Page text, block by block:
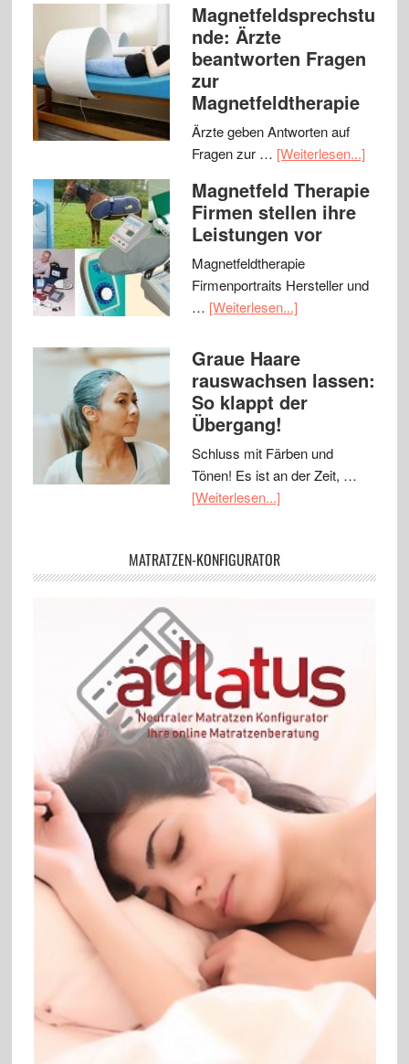
Magnetfeldsprechstu
nde: Ärzte
beantworten Fragen
zur
Magnetfeldtherapie
Ärzte geben Antworten auf
Fragen zur … [Weiterlesen...]
Magnetfeld Therapie
Firmen stellen ihre
Leistungen vor
Magnetfeldtherapie
Firmenportraits Hersteller und
… [Weiterlesen...]
Graue Haare
rauswachsen lassen:
So klappt der
Übergang!
Schluss mit Färben und
Tönen! Es ist an der Zeit, …
[Weiterlesen...]
MATRATZEN-KONFIGURATOR